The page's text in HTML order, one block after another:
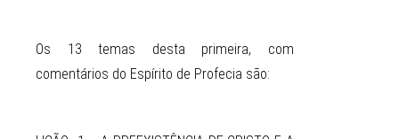
Os 13 temas desta primeira, com
comentários do Espírito de Profecia são: